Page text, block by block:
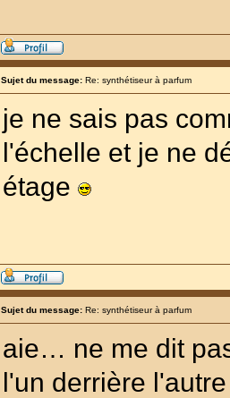
Sujet du message: Re: synthétiseur à parfum
je ne sais pas
l'échelle et je ne
étage
Sujet du message: Re: synthétiseur à parfum
aie… ne me dit
l'un derrière